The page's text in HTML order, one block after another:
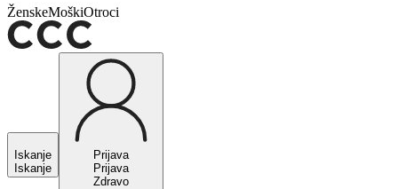
ŽenskeMoškiOtroci
Iskanje
Iskanje
Prijava
Prijava
Zdravo